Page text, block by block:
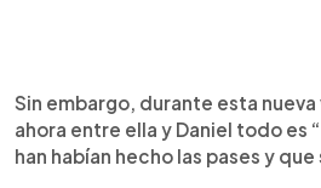
Sin embargo, durante esta
ahora entre ella y Daniel todo es
han habían hecho las pases y